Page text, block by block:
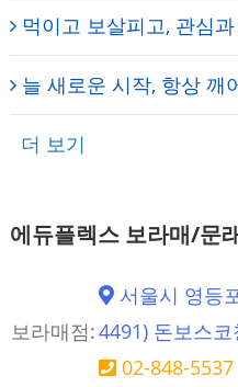
먹이고 보살피고, 관심과 애정으로 이끌
늘 새로운 시작, 항상 깨어있어
더 보기
에듀플렉스 보라매/문
보라매점:
서울시 영등
4491) 돈보스
02-848-5537